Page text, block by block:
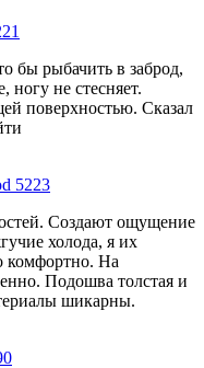
бы рыбачить в заброд,
ногу не стесняет.
поверхностью. Сказал
5223
Создают ощущение
холода, я их
комфортно. На
Подошва толстая и
шикарны.